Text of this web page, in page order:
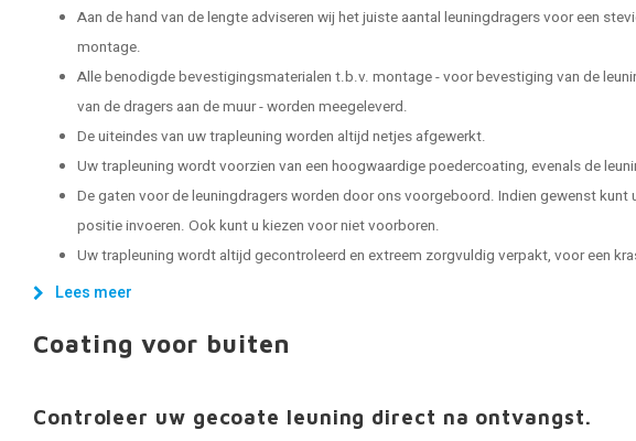
Aan de hand van de lengte adviseren wij het juiste aantal leuningdragers voor een
montage.
Alle benodigde bevestigingsmaterialen t.b.v. montage - voor bevestiging van de
van de dragers aan de muur - worden meegeleverd.
De uiteindes van uw trapleuning worden altijd netjes afgewerkt.
Uw trapleuning wordt voorzien van een hoogwaardige poedercoating, evenals de
De gaten voor de leuningdragers worden door ons voorgeboord. Indien gewenst kunt
positie invoeren. Ook kunt u kiezen voor niet voorboren.
Uw trapleuning wordt altijd gecontroleerd en extreem zorgvuldig verpakt, voor een
Lees meer
Coating voor buiten
Controleer uw gecoate leuning direct na ontvangst.